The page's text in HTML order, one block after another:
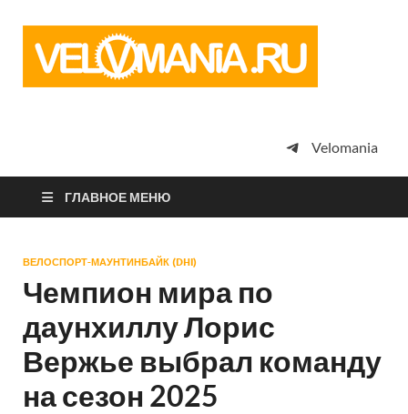
просто
Velomania
ГЛАВНОЕ МЕНЮ
ВЕЛОСПОРТ-МАУНТИНБАЙК (DHI)
Чемпион мира по
даунхиллу Лорис
Вержье выбрал команду
на сезон 2025